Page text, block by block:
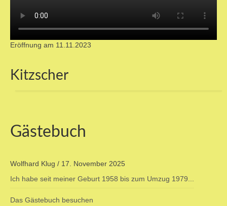
Eröffnung am 11.11.2023
Kitzscher
Gästebuch
Wolfhard Klug / 17. November 2025
Ich habe seit meiner Geburt 1958 bis zum Umzug 1979...
Das Gästebuch besuchen